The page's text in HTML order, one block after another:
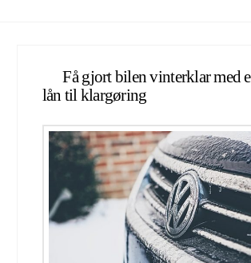
Få gjort bilen vinterklar med
lån til klargøring